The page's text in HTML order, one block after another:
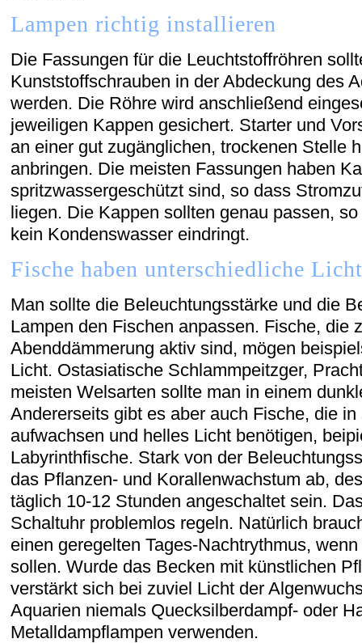
Lampen richtig installieren
Die Fassungen für die Leuchtstoffröhren
Kunststoffschrauben in der Abdeckung des
werden. Die Röhre wird anschließend
jeweiligen Kappen gesichert. Starter und
an einer gut zugänglichen, trockenen Stelle
anbringen. Die meisten Fassungen haben
spritzwassergeschützt sind, so dass
liegen. Die Kappen sollten genau passen,
kein Kondenswasser eindringt.
Fische haben unterschiedliche
Man sollte die Beleuchtungsstärke und die
Lampen den Fischen anpassen. Fische, die
Abenddämmerung aktiv sind, mögen
Licht. Ostasiatische Schlammpeitzger,
meisten Welsarten sollte man in einem
Andererseits gibt es aber auch Fische, die
aufwachsen und helles Licht benötigen,
Labyrinthfische. Stark von der
das Pflanzen- und Korallenwachstum ab,
täglich 10-12 Stunden angeschaltet sein.
Schaltuhr problemlos regeln. Natürlich
einen geregelten Tages-Nachtrythmus,
sollen. Wurde das Becken mit künstlichen
verstärkt sich bei zuviel Licht der
Aquarien niemals Quecksilberdampf- oder
Metalldampflampen verwenden.